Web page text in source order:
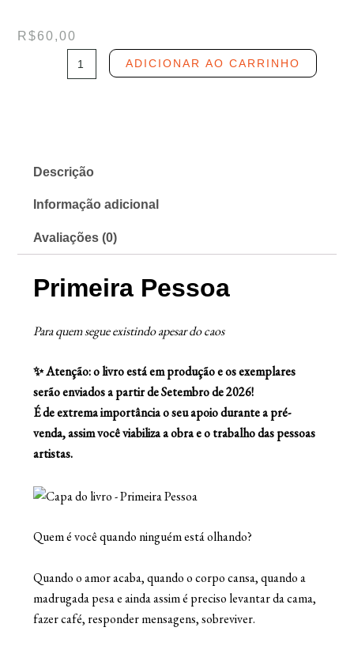
Descrição
Informação adicional
Avaliações (0)
Primeira Pessoa
Para quem segue existindo apesar do caos
✨ Atenção: o livro está em produção e os exemplares
serão enviados a partir de Setembro de 2026!
É de extrema importância o seu apoio durante a pré-
venda, assim você viabiliza a obra e o trabalho das pessoas
artistas.
Quem é você quando ninguém está olhando?
Quando o amor acaba, quando o corpo cansa, quando a
madrugada pesa e ainda assim é preciso levantar da cama,
fazer café, responder mensagens, sobreviver.
R$60,00
Primeira
Pessoa,
quantidade
ADICIONAR AO CARRINHO